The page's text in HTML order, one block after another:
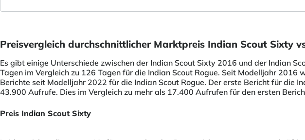
Preisvergleich durchschnittlicher Marktpreis Indian Scout Sixty
Es gibt einige Unterschiede zwischen der Indian Scout Sixty 2016 und der Indian
Tagen im Vergleich zu 126 Tagen für die Indian Scout Rogue. Seit Modelljahr
Berichte seit Modelljahr 2022 für die Indian Scout Rogue. Der erste Bericht für
43.900 Aufrufe. Dies im Vergleich zu mehr als 17.400 Aufrufen für den ersten
Preis Indian Scout Sixty